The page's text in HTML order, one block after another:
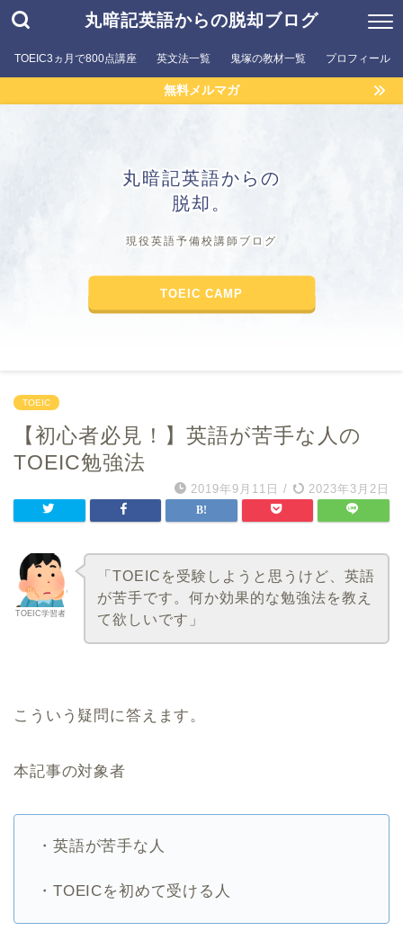
丸暗記英語からの脱却ブログ
TOEIC3ヵ月で800点講座 英文法一覧 鬼塚の教材一覧 プロフィール
無料メルマガ
丸暗記英語からの
脱却。
現役英語予備校講師ブログ
TOEIC CAMP
TOEIC
【初心者必見！】英語が苦手な人の
TOEIC勉強法
2019年9月11日 / 2023年3月2日
TOEIC学習者
「TOEICを受験しようと思うけど、英語
が苦手です。何か効果的な勉強法を教え
て欲しいです」
こういう疑問に答えます。
本記事の対象者
・英語が苦手な人
・TOEICを初めて受ける人